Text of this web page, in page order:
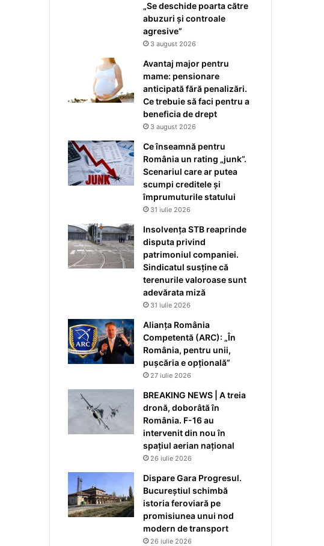
„Se deschide poarta către
abuzuri și controale
agresive”
3 august 2026
Avantaj major pentru
mame: pensionare
anticipată fără penalizări.
Ce trebuie să faci pentru a
beneficia de drept
3 august 2026
Ce înseamnă pentru
România un rating „junk”.
Scenariul care ar putea
scumpi creditele și
împrumuturile statului
31 iulie 2026
Insolvența STB reaprinde
disputa privind
patrimoniul companiei.
Sindicatul susține că
terenurile valoroase sunt
adevărata miză
31 iulie 2026
Alianța România
Competentă (ARC): „În
România, pentru unii,
pușcăria e opțională”
27 iulie 2026
BREAKING NEWS | A treia
dronă, doborâtă în
România. F-16 au
intervenit din nou în
spațiul aerian național
26 iulie 2026
Dispare Gara Progresul.
Bucureștiul schimbă
istoria feroviară pe
promisiunea unui nod
modern de transport
26 iulie 2026